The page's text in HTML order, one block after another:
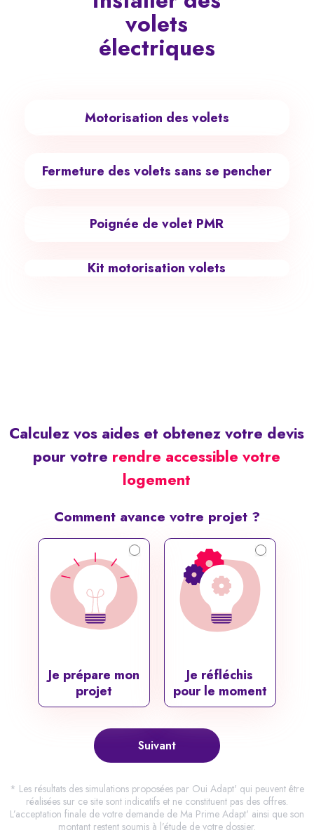
volets
électriques
Motorisation des volets
Fermeture des volets sans se pencher
Poignée de volet PMR
Kit motorisation volets
Calculez vos aides et obtenez votre devis
pour votre rendre accessible votre
logement
Comment avance votre projet ?
Je prépare mon
projet
Je réfléchis
pour le moment
Suivant
* Les résultats des simulations proposées par Oui Adapt' qui peuvent être
réalisées sur ce site sont indicatifs et ne constituent pas des offres.
L’acceptation finale de votre demande de Ma Prime Adapt' ainsi que son
montant restent soumis à l’étude de votre dossier.